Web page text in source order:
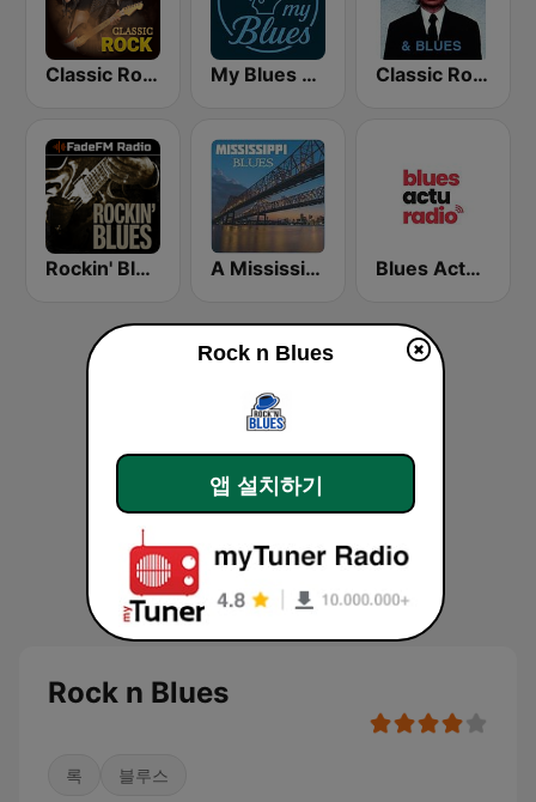
Classic Rock Station My Blues Radio Classic Rock & Blues
Rockin' Blues - FadeFM A Mississippi Blues Blues Actu Radio
Rock n Blues
록 블루스
Rock n Blues
앱 설치하기